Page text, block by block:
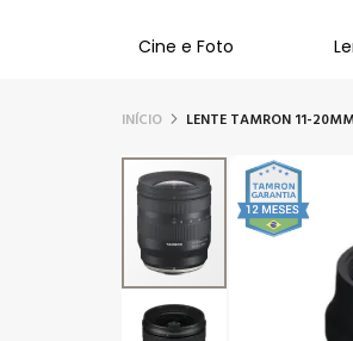
Cine e Foto
INÍCIO LENTE TAMRON 11-
Pular
para
final
da
Galeria
imagens